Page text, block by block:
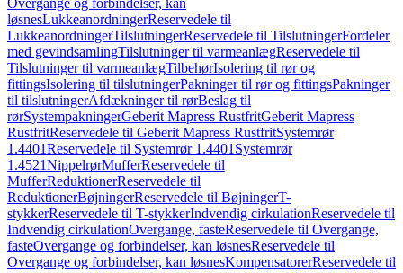
Overgange og forbindelser, kan
løsnesLukkeanordningerReservedele til
LukkeanordningerTilslutningerReservedele til TilslutningerFordeler
med gevindsamlingTilslutninger til varmeanlægReservedele til
Tilslutninger til varmeanlægTilbehørIsolering til rør og
fittingsIsolering til tilslutningerPakninger til rør og fittingsPakninger
til tilslutningerAfdækninger til rørBeslag til
rørSystempakningerGeberit Mapress RustfritGeberit Mapress
RustfritReservedele til Geberit Mapress RustfritSystemrør
1.4401Reservedele til Systemrør 1.4401 Systemrør
1.4521NippelrørMufferReservedele til
MufferReduktionerReservedele til
ReduktionerBøjningerReservedele til BøjningerT-
stykkerReservedele til T-stykkerIndvendig cirkulationReservedele til
Indvendig cirkulationOvergange, fasteReservedele til Overgange,
fasteOvergange og forbindelser, kan løsnesReservedele til
Overgange og forbindelser, kan løsnesKompensatorerReservedele til